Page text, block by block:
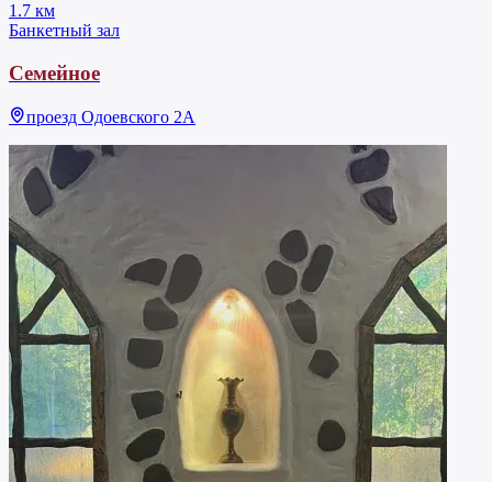
1.7 км
Банкетный зал
Семейное
проезд Одоевского 2А